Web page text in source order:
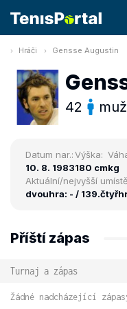
Hráči Gensse Augustin
42 muž
Datum nar.:
10. 8. 1983
Výška:
180 cmkg
Aktuální/nejvyšší
dvouhra: - / 139.
Příští zápas
Turnaj a zápas
Žádné nadcházející